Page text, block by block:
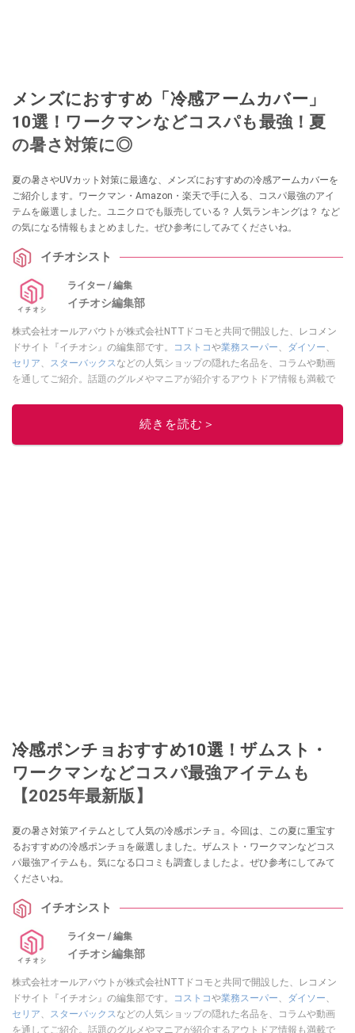
メンズにおすすめ「冷感アームカバー」
10選！ワークマンなどコスパも最強！夏
の暑さ対策に◎
夏の暑さやUVカット対策に最適な、メンズにおすすめの冷感アームカバーを
ご紹介します。ワークマン・Amazon・楽天で手に入る、コスパ最強のアイ
テムを厳選しました。ユニクロでも販売している？ 人気ランキングは？ など
の気になる情報もまとめました。ぜひ参考にしてみてくださいね。
イチオシスト
ライター / 編集
イチオシ編集部
株式会社オールアバウトが株式会社NTTドコモと共同で開設した、レコメン
ドサイト『イチオシ』の編集部です。
コストコや業務スーパー、 ダイソー、
セリア、 スターバックスなどの人気ショップの隠れた名品を、コラムや動画
を通してご紹介。話題のグルメやマニアが紹介するアウトドア情報も満載で
レビューしています。毎日トレンド情報をお届けしているので、ぜひ
してください！続きを読む＞
冷感ポンチョおすすめ10選！ザムスト・
ワークマンなどコスパ最強アイテムも
【2025年最新版】
夏の暑さ対策アイテムとして人気の冷感ポンチョ。今回は、この夏に重宝す
るおすすめの冷感ポンチョを厳選しました。ザムスト・ワークマンなどコス
パ最強アイテムも。気になる口コミも調査しましたよ。ぜひ参考にしてみて
くださいね。
イチオシスト
ライター / 編集
イチオシ編集部
株式会社オールアバウトが株式会社NTTドコモと共同で開設した、レコメン
ドサイト『イチオシ』の編集部です。
コストコや業務スーパー、 ダイソー、
セリア、 スターバックスなどの人気ショップの隠れた名品を、コラムや動画
を通してご紹介。話題のグルメやマニアが紹介するアウトドア情報も満載で